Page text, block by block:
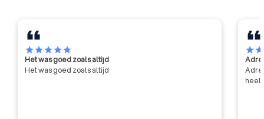
starstarstarstarstar
Het was goed zoals altijd
Het was goed zoals altijd
starstar
heel